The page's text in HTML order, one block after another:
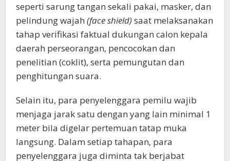
seperti sarung tangan sekali pakai, masker, dan
pelindung wajah (face shield)saat melaksanakan
tahap verifikasi faktual dukungan calon kepala
daerah perseorangan, pencocokan dan
penelitian (coklit), serta pemungutan dan
penghitungan suara.
Selain itu, para penyelenggara pemilu wajib
menjaga jarak satu dengan yang lain minimal 1
meter bila digelar pertemuan tatap muka
langsung. Dalam setiap tahapan, para
penyelenggara juga diminta tak berjabat